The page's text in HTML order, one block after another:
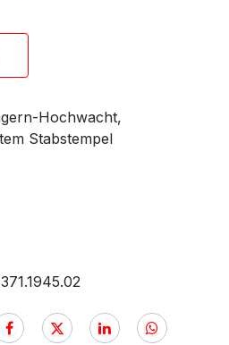
Hochwacht,
Stabstempel